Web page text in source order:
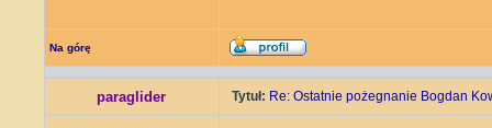
Na górę
paraglider Tytuł: Re: Ostatnie pożegnanie Bogdan